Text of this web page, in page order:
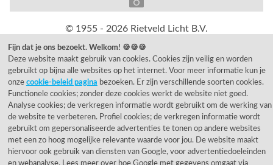
© 1955 - 2026 Rietveld Licht B.V.
Fijn dat je ons bezoekt. Welkom! 🍪🍪🍪
Deze website maakt gebruik van cookies. Cookies zijn veilig en worden
gebruikt op bijna alle websites op het internet. Voor meer informatie kun je
onze cookie-beleid pagina bezoeken. Er zijn verschillende soorten cookies.
Functionele cookies; zonder deze cookies werkt de website niet goed.
Analyse cookies; de verkregen informatie wordt gebruikt om de werking van
de website te verbeteren. Profiel cookies; de verkregen informatie wordt
gebruikt om gepersonaliseerde advertenties te tonen op andere websites
met een zo hoog mogelijke relevante waarde voor jou. De website maakt
hiervoor ook gebruik van diensten van Google, voor advertentiedoeleinden
en webanalyse. Lees meer over hoe Google met gegevens omgaat via